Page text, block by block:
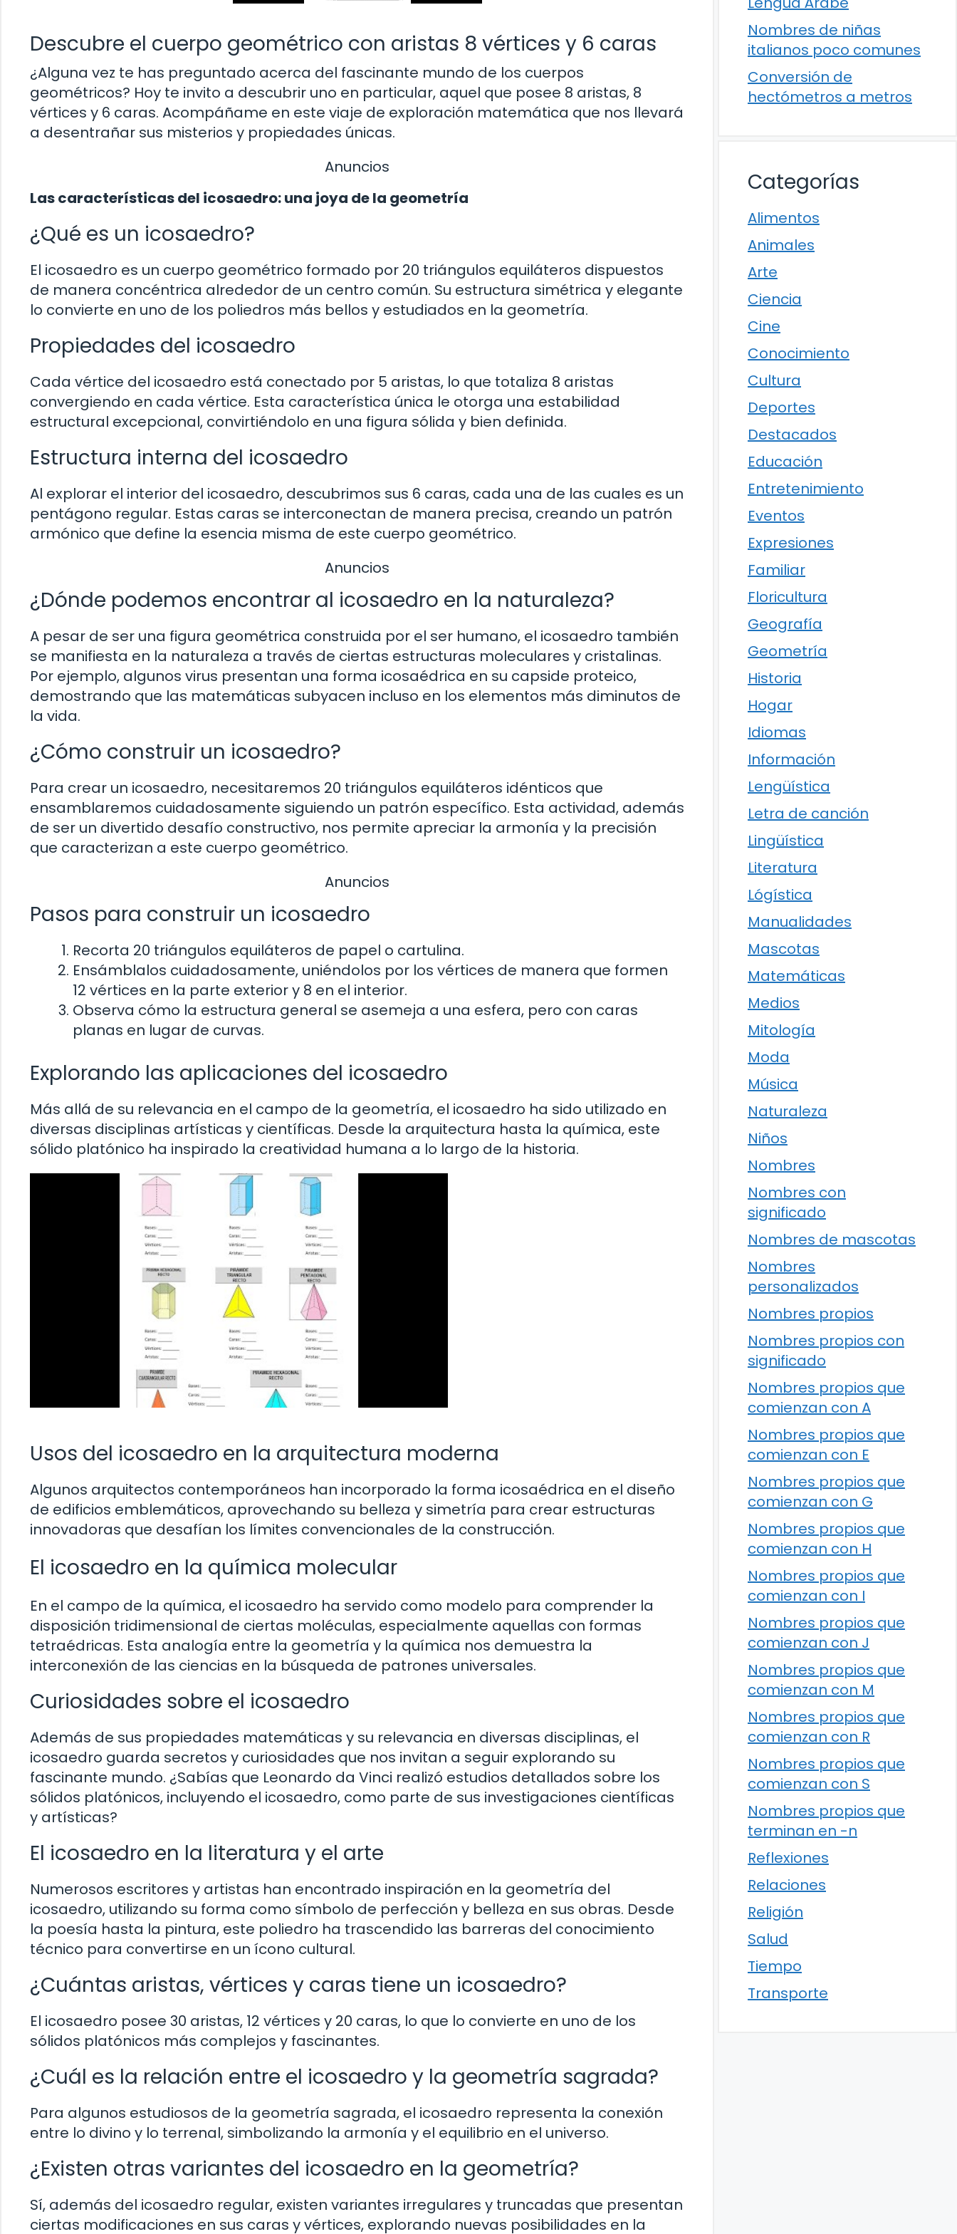
Descubre el cuerpo geométrico con aristas 8 vértices y 6 caras
¿Alguna vez te has preguntado acerca del fascinante mundo de los cuerpos
geométricos? Hoy te invito a descubrir uno en particular, aquel que posee 8 aristas, 8
vértices y 6 caras. Acompáñame en este viaje de exploración matemática que nos llevará
a desentrañar sus misterios y propiedades únicas.
Anuncios
Las características del icosaedro: una joya de la geometría
¿Qué es un icosaedro?
El icosaedro es un cuerpo geométrico formado por 20 triángulos equiláteros dispuestos
de manera concéntrica alrededor de un centro común. Su estructura simétrica y elegante
lo convierte en uno de los poliedros más bellos y estudiados en la geometría.
Propiedades del icosaedro
Cada vértice del icosaedro está conectado por 5 aristas, lo que totaliza 8 aristas
convergiendo en cada vértice. Esta característica única le otorga una estabilidad
estructural excepcional, convirtiéndolo en una figura sólida y bien definida.
Estructura interna del icosaedro
Al explorar el interior del icosaedro, descubrimos sus 6 caras, cada una de las cuales es un
pentágono regular. Estas caras se interconectan de manera precisa, creando un patrón
armónico que define la esencia misma de este cuerpo geométrico.
Anuncios
¿Dónde podemos encontrar al icosaedro en la naturaleza?
A pesar de ser una figura geométrica construida por el ser humano, el icosaedro también
se manifiesta en la naturaleza a través de ciertas estructuras moleculares y cristalinas.
Por ejemplo, algunos virus presentan una forma icosaédrica en su capside proteico,
demostrando que las matemáticas subyacen incluso en los elementos más diminutos de
la vida.
¿Cómo construir un icosaedro?
Para crear un icosaedro, necesitaremos 20 triángulos equiláteros idénticos que
ensamblaremos cuidadosamente siguiendo un patrón específico. Esta actividad, además
de ser un divertido desafío constructivo, nos permite apreciar la armonía y la precisión
que caracterizan a este cuerpo geométrico.
Anuncios
Pasos para construir un icosaedro
Recorta 20 triángulos equiláteros de papel o cartulina.
Ensámblalos cuidadosamente, uniéndolos por los vértices de manera que formen
12 vértices en la parte exterior y 8 en el interior.
Observa cómo la estructura general se asemeja a una esfera, pero con caras
planas en lugar de curvas.
Explorando las aplicaciones del icosaedro
Más allá de su relevancia en el campo de la geometría, el icosaedro ha sido utilizado en
diversas disciplinas artísticas y científicas. Desde la arquitectura hasta la química, este
sólido platónico ha inspirado la creatividad humana a lo largo de la historia.
Usos del icosaedro en la arquitectura moderna
Algunos arquitectos contemporáneos han incorporado la forma icosaédrica en el diseño
de edificios emblemáticos, aprovechando su belleza y simetría para crear estructuras
innovadoras que desafían los límites convencionales de la construcción.
El icosaedro en la química molecular
En el campo de la química, el icosaedro ha servido como modelo para comprender la
disposición tridimensional de ciertas moléculas, especialmente aquellas con formas
tetraédricas. Esta analogía entre la geometría y la química nos demuestra la
interconexión de las ciencias en la búsqueda de patrones universales.
Curiosidades sobre el icosaedro
Además de sus propiedades matemáticas y su relevancia en diversas disciplinas, el
icosaedro guarda secretos y curiosidades que nos invitan a seguir explorando su
fascinante mundo. ¿Sabías que Leonardo da Vinci realizó estudios detallados sobre los
sólidos platónicos, incluyendo el icosaedro, como parte de sus investigaciones científicas
y artísticas?
El icosaedro en la literatura y el arte
Numerosos escritores y artistas han encontrado inspiración en la geometría del
icosaedro, utilizando su forma como símbolo de perfección y belleza en sus obras. Desde
la poesía hasta la pintura, este poliedro ha trascendido las barreras del conocimiento
técnico para convertirse en un ícono cultural.
¿Cuántas aristas, vértices y caras tiene un icosaedro?
El icosaedro posee 30 aristas, 12 vértices y 20 caras, lo que lo convierte en uno de los
sólidos platónicos más complejos y fascinantes.
¿Cuál es la relación entre el icosaedro y la geometría sagrada?
Para algunos estudiosos de la geometría sagrada, el icosaedro representa la conexión
entre lo divino y lo terrenal, simbolizando la armonía y el equilibrio en el universo.
¿Existen otras variantes del icosaedro en la geometría?
Sí, además del icosaedro regular, existen variantes irregulares y truncadas que presentan
ciertas modificaciones en sus caras y vértices, explorando nuevas posibilidades en la
Nombres de niñas
italianos poco comunes
Conversión de
hectómetros a metros
Categorías
Alimentos
Animales
Arte
Ciencia
Cine
Conocimiento
Cultura
Deportes
Destacados
Educación
Entretenimiento
Eventos
Expresiones
Familiar
Floricultura
Geografía
Geometría
Historia
Hogar
Idiomas
Información
Lengüística
Letra de canción
Lingüística
Literatura
Lógística
Manualidades
Mascotas
Matemáticas
Medios
Mitología
Moda
Música
Naturaleza
Niños
Nombres
Nombres con
significado
Nombres de mascotas
Nombres
personalizados
Nombres propios
Nombres propios con
significado
Nombres propios que
comienzan con A
Nombres propios que
comienzan con E
Nombres propios que
comienzan con G
Nombres propios que
comienzan con H
Nombres propios que
comienzan con I
Nombres propios que
comienzan con J
Nombres propios que
comienzan con M
Nombres propios que
comienzan con R
Nombres propios que
comienzan con S
Nombres propios que
terminan en -n
Reflexiones
Relaciones
Religión
Salud
Tiempo
Transporte